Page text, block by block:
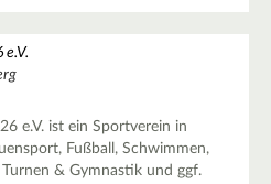
e.V.
e.V. ist ein Sportverein in
Fußball, Schwimmen,
Turnen & Gymnastik und ggf.